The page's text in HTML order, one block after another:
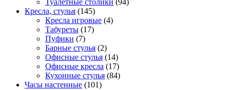
Туалетные столики (94)
Кресла, стулья (145)
Кресла игровые (4)
Табуреты (17)
Пуфики (7)
Барные стулья (2)
Офисные стулья (14)
Офисные кресла (17)
Кухонные стулья (84)
Часы настенные (101)